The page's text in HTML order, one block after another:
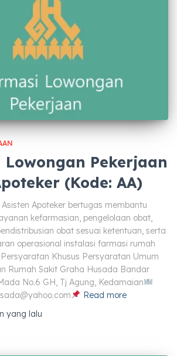
Pekerjaan
(Kode: AA)
Apoteker bertugas membantu
kefarmasian, pengelolaan obat,
obat sesuai ketentuan, serta
operasional instalasi farmasi rumah
Khusus Persyaratan Umum
Rumah Sakit Graha Husada Bandar
No.6 GH, Tj Agung, Kedamaian
Read more
yang lalu